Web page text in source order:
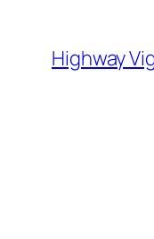
content
Highway